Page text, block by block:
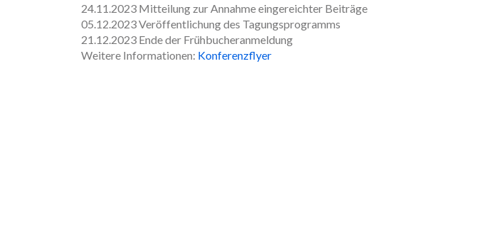
24.11.2023 Mitteilung zur Annahme eingereichter Beiträge
05.12.2023 Veröffentlichung des Tagungsprogramms
21.12.2023 Ende der Frühbucheranmeldung
Weitere Informationen: Konferenzflyer